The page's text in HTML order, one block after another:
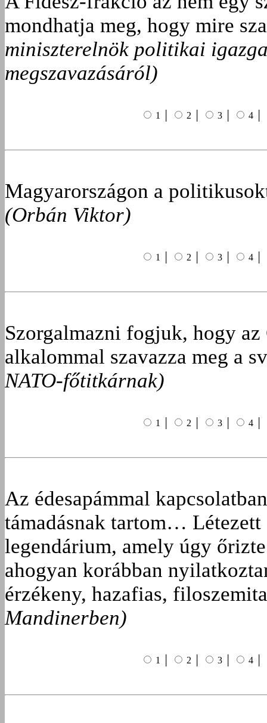
mondhatja meg, hogy mire
miniszterelnök politikai
megszavazásáról)
1 │ 2 │ 3 │ 4 │
Magyarországon a
(Orbán Viktor)
1 │ 2 │ 3 │ 4 │
Szorgalmazni fogjuk, hogy az
alkalommal szavazza meg a
NATO-főtitkárnak)
1 │ 2 │ 3 │ 4 │
Az édesapámmal
támadásnak tartom…
legendárium, amely úgy
ahogyan korábban
érzékeny, hazafias,
Mandinerben)
1 │ 2 │ 3 │ 4 │